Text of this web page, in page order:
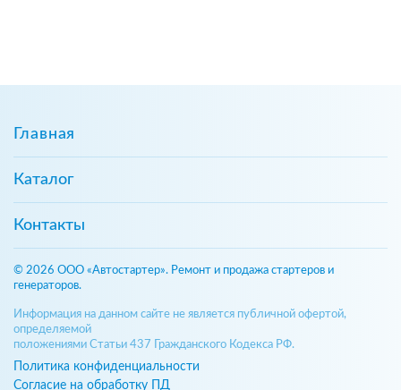
Главная
Каталог
Контакты
© 2026 ООО «Автостартер». Ремонт и продажа стартеров и
генераторов.
Информация на данном сайте не является публичной офертой,
определяемой
положениями Статьи 437 Гражданского Кодекса РФ.
Политика конфиденциальности
Согласие на обработку ПД